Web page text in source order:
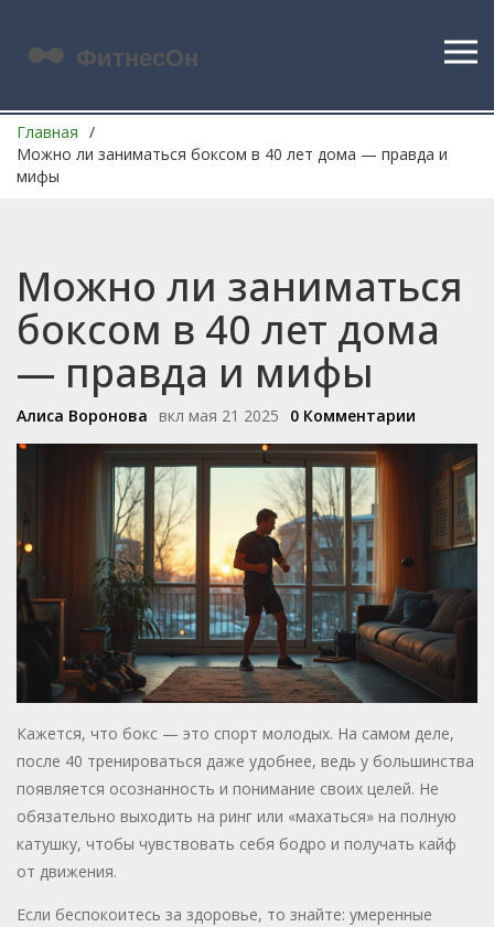
Главная
Можно ли заниматься боксом в 40 лет дома — правда и
мифы
Можно ли заниматься
боксом в 40 лет дома
— правда и мифы
Алиса Воронова вкл мая 21 2025 0 Комментарии
Кажется, что бокс — это спорт молодых. На самом деле,
после 40 тренироваться даже удобнее, ведь у большинства
появляется осознанность и понимание своих целей. Не
обязательно выходить на ринг или «махаться» на полную
катушку, чтобы чувствовать себя бодро и получать кайф
от движения.
Если беспокоитесь за здоровье, то знайте: умеренные